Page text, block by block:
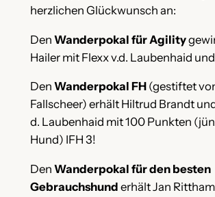
herzlichen Glückwunsch an:
Den Wanderpokal für Agility
Hailer mit Flexx v.d. Laubenhaid
Den Wanderpokal FH (gestiftet
Fallscheer) erhält Hiltrud Brandt
d. Laubenhaid mit 100 Punkten
Hund) IFH 3!
Den Wanderpokal für den besten
Gebrauchshund erhält Jan